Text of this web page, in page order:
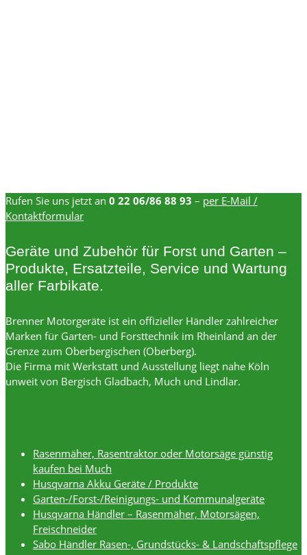
Rufen Sie uns jetzt an 0 22 06/86 88 93 – per E-Mail /
Kontaktformular
Geräte und Zubehör für Forst und Garten –
Produkte, Ersatzteile, Service und Wartung
aller Farbikate.
Brenner Motorgeräte ist ein offizieller Händler zahlreicher
Marken für Garten- und Forsttechnik im Rheinland an der
Grenze zum Oberbergischen (Oberberg).
Die Firma mit Werkstatt und Ausstellung liegt nahe Köln
unweit von Bergisch Gladbach, Much und Lindlar.
Rasenmäher, Rasentraktor oder Motorsäge günstig
kaufen bei Much
Husqvarna Akku Geräte / Produkte
Garten-/Forst-/Reinigungs- und Kommunalgeräte
Husqvarna Händler – Rasenmäher, Motorsägen,
Freischneider
Sabo Händler Rasen-, Grundstücks- & Landschaftspflege